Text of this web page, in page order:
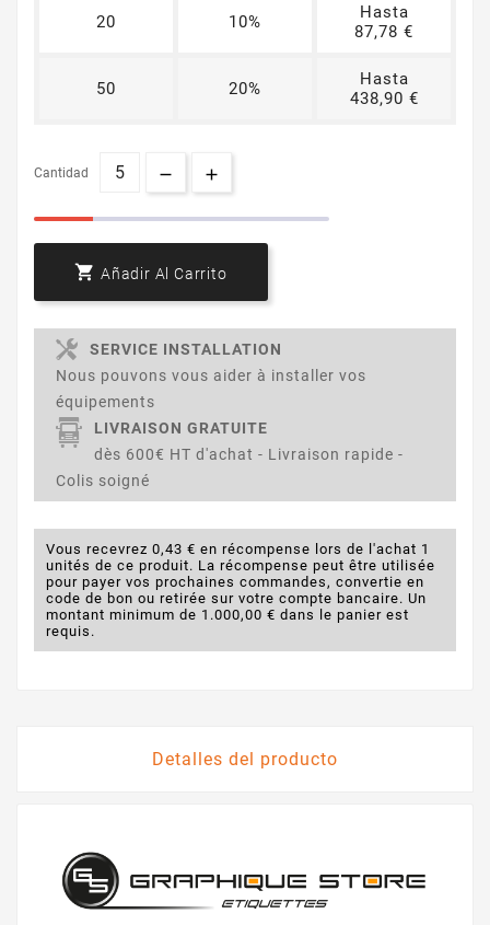
20 10%
Hasta
87,78 €
50 20%
Hasta
438,90 €
Cantidad
 Añadir Al Carrito
SERVICE INSTALLATION
Nous pouvons vous aider à installer vos
équipements
LIVRAISON GRATUITE
dès 600€ HT d'achat - Livraison rapide -
Colis soigné
Vous recevrez 0,43 € en récompense lors de l'achat 1
unités de ce produit. La récompense peut être utilisée
pour payer vos prochaines commandes, convertie en
code de bon ou retirée sur votre compte bancaire. Un
montant minimum de 1.000,00 € dans le panier est
requis.
Detalles del producto